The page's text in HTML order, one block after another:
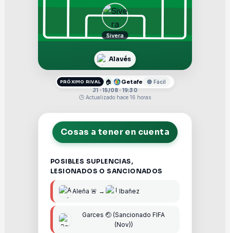
Sivera
Alavés
PRÓXIMO RIVAL 🏠 Getafe
🔵 Fácil
J1 · 15/08 · 19:30
🕒 Actualizado hace 16 horas
Cosas a tener en cuenta
POSIBLES SUPLENCIAS,
LESIONADOS O SANCIONADOS
Aleña 🚨 → Ibañez
Garces 🤕 (Sancionado FIFA
(Nov))